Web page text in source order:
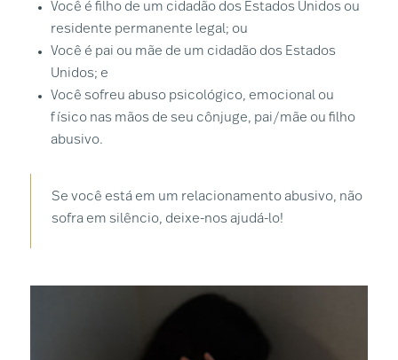
Você é filho de um cidadão dos Estados Unidos ou
residente permanente legal; ou
Você é pai ou mãe de um cidadão dos Estados
Unidos; e
Você sofreu abuso psicológico, emocional ou
físico nas mãos de seu cônjuge, pai/mãe ou filho
abusivo.
Se você está em um relacionamento abusivo, não
sofra em silêncio, deixe-nos ajudá-lo!